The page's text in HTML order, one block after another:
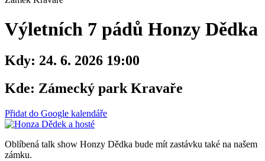
Výletních 7 pádů Honzy Dědka
Kdy: 24. 6. 2026 19:00
Kde: Zámecký park Kravaře
Přidat do Google kalendáře
Oblíbená talk show Honzy Dědka bude mít zastávku také na našem
zámku.